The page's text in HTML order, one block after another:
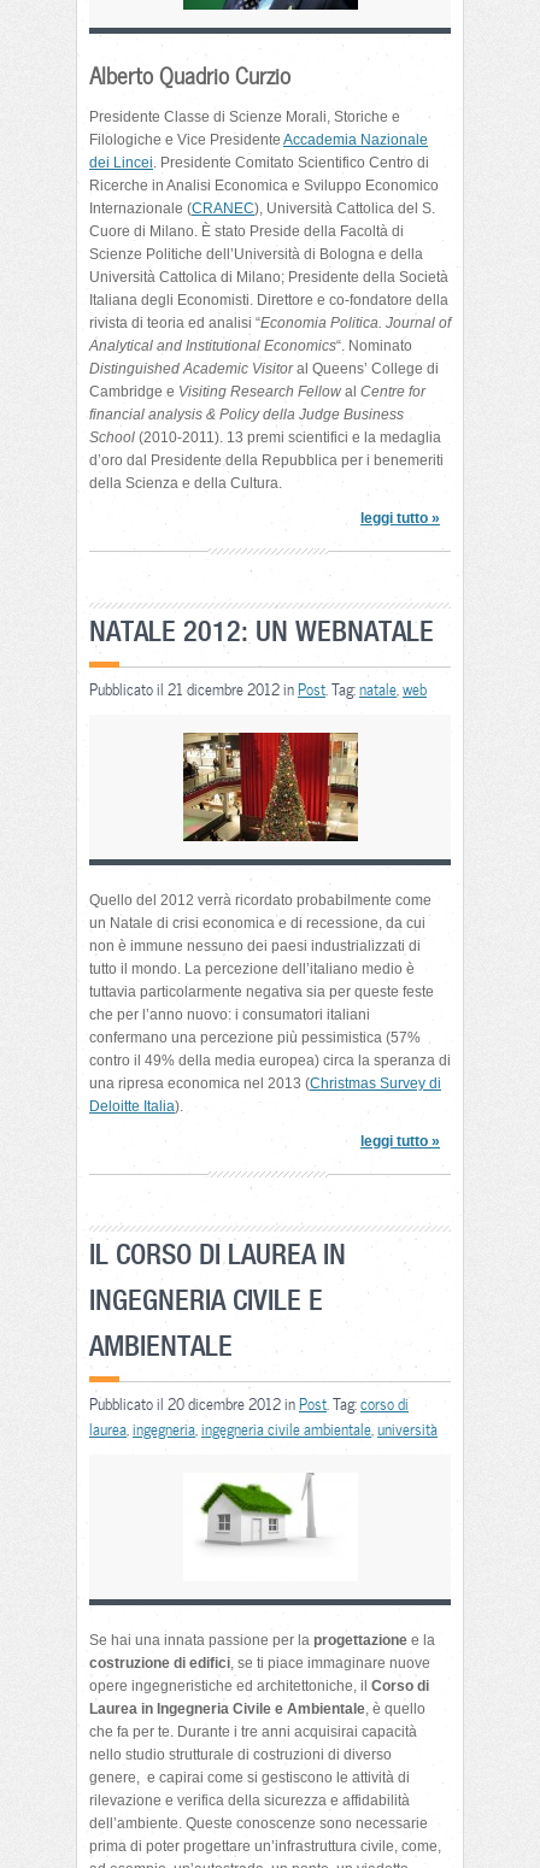
Alberto Quadrio Curzio
Presidente Classe di Scienze Morali, Storiche e
Filologiche e Vice Presidente Accademia Nazionale
dei Lincei. Presidente Comitato Scientifico Centro di
Ricerche in Analisi Economica e Sviluppo Economico
Internazionale (CRANEC), Università Cattolica del S.
Cuore di Milano. È stato Preside della Facoltà di
Scienze Politiche dell’Università di Bologna e della
Università Cattolica di Milano; Presidente della Società
Italiana degli Economisti. Direttore e co-fondatore della
rivista di teoria ed analisi “Economia Politica. Journal of
Analytical and Institutional Economics“. Nominato
Distinguished Academic Visitoral Queens’ College di
Cambridge e Visiting Research Fellow al Centre for
financial analysis & Policy della Judge Business
School (2010-2011). 13 premi scientifici e la medaglia
d’oro dal Presidente della Repubblica per i benemeriti
della Scienza e della Cultura.
leggi tutto »
NATALE 2012: UN WEBNATALE
Pubblicato il 21 dicembre 2012 inPost . Tag:natale web
Quello del 2012 verrà ricordato probabilmente come
un Natale di crisi economica e di recessione, da cui
non è immune nessuno dei paesi industrializzati di
tutto il mondo. La percezione dell’italiano medio è
tuttavia particolarmente negativa sia per queste feste
che per l’anno nuovo: i consumatori italiani
confermano una percezione più pessimistica (57%
contro il 49% della media europea) circa la speranza di
una ripresa economica nel 2013 (Christmas Survey di
Deloitte Italia).
leggi tutto »
IL CORSO DI LAUREA IN
INGEGNERIA CIVILE E
AMBIENTALE
Pubblicato il 20 dicembre 2012 inPost . Tag:corso di
laurea ingegneria ingegneria civile ambientale università
Se hai una innata passione per la progettazione e la
costruzione di edifici, se ti piace immaginare nuove
opere ingegneristiche ed architettoniche, il Corso di
Laurea in Ingegneria Civile e Ambientale, è quello
che fa per te. Durante i tre anni acquisirai capacità
nello studio strutturale di costruzioni di diverso
genere, e capirai come si gestiscono le attività di
rilevazione e verifica della sicurezza e affidabilità
dell’ambiente. Queste conoscenze sono necessarie
prima di poter progettare un’infrastruttura civile, come,